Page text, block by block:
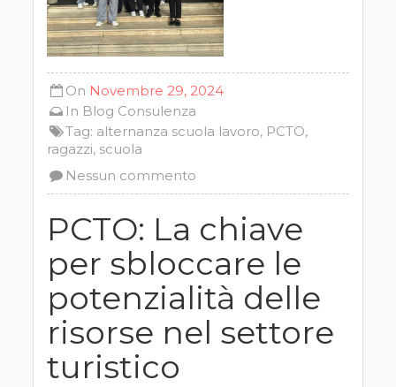
On Novembre 29, 2024
In Blog Consulenza
Tag: alternanza scuola lavoro, PCTO,
ragazzi, scuola
Nessun commento
PCTO: La chiave
per sbloccare le
potenzialità delle
risorse nel settore
turistico